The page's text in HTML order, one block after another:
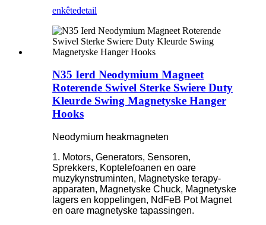
enkêtedetail
N35 Ierd Neodymium Magneet
Roterende Swivel Sterke Swiere Duty
Kleurde Swing Magnetyske Hanger
Hooks
Neodymium heakmagneten
1. Motors, Generators, Sensoren,
Sprekkers, Koptelefoanen en oare
muzykynstruminten, Magnetyske terapy-
apparaten, Magnetyske Chuck, Magnetyske
lagers en koppelingen, NdFeB Pot Magnet
en oare magnetyske tapassingen.